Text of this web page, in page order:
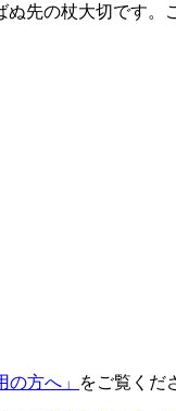
先の杖大切です。
の方へ」 をご覧くだ